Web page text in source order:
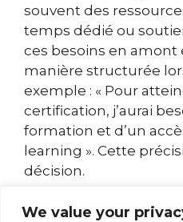
We value your
souvent des
temps dédié ou
ces besoins en amont
manière structurée
exemple : « Pour
certification, j’aurai
formation et d’un
learning ». Cette
décision.
Montrez que vous avez